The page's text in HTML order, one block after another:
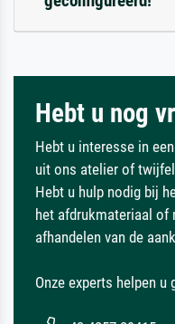
Hebt u nog
Hebt u interesse in
uit ons atelier of
Hebt u hulp nodig bij
het afdrukmateriaal of
afhandelen van de
Onze experts helpen u